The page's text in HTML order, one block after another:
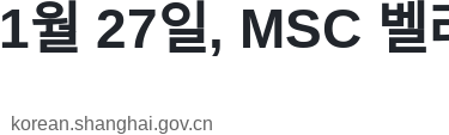
1월 27일, MSC 벨
korean.shanghai.gov.cn